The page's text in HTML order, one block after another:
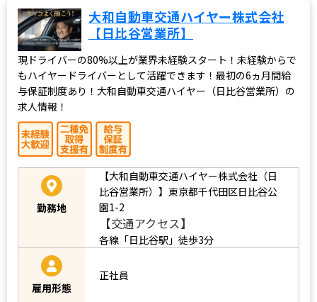
大和自動車交通ハイヤー株式会社
【日比谷営業所】
現ドライバーの80%以上が業界未経験スタート！未経験からで
もハイヤードライバーとして活躍できます！最初の6ヵ月間給
与保証制度あり！大和自動車交通ハイヤー（日比谷営業所）の
求人情報！
勤務地
【大和自動車交通ハイヤー株式会社（日
比谷営業所）】東京都千代田区日比谷公
園1-2
【交通アクセス】
各線「日比谷駅」徒歩3分
雇用形態
正社員